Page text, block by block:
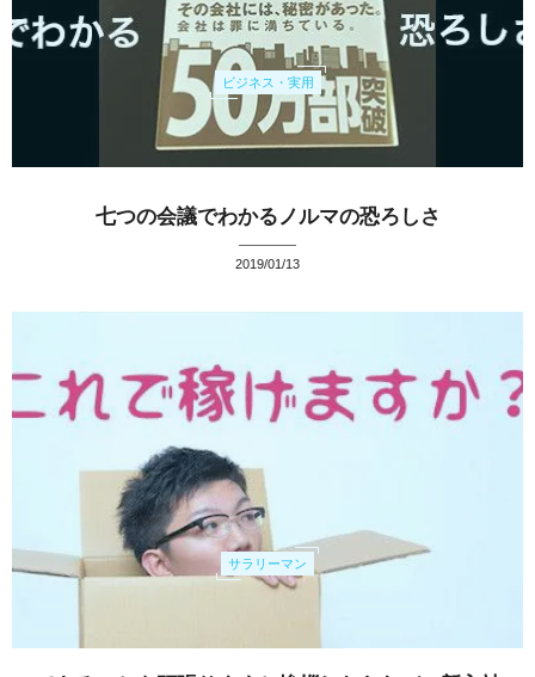
ビジネス・実用
七つの会議でわかるノルマの恐ろしさ
2019/01/13
サラリーマン